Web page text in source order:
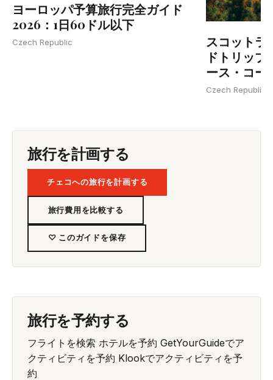
ヨーロッパ予算旅行完全ガイド
2026：1日60ドル以下
Czech Republic
スコットラ
ドトリッ
ース・コー
Czech Republic
旅行を計画する
チェコへの旅行を計画する
旅行費用を比較する
♡ このガイドを保存
旅行を予約する
フライトを検索 ホテルを予約 GetYourGuideでア
クティビティを予約 Klookでアクティビティを予
約